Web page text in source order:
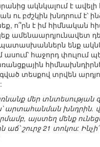
ակնկալում է
բժշկին խնդրում է՝
ո՞րն է իմ հիմնական
ամենաարդյունավետ
ենք
ասում՝ հաջորդ փուլում
տեսքով տրվեն
մեր տնտեսության
արտահանման խնդրին.
այստեղ մենք
աճ՝ շուրջ 21 տոկոս: